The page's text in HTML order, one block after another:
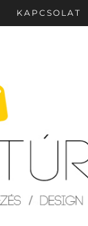
KAPCSOLAT